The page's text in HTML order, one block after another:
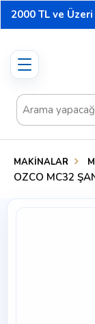
2000 TL ve
Toggle
MAKİNALAR
OZCO MC32